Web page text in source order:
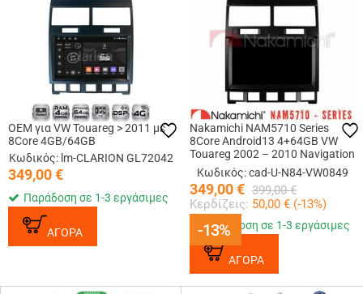
OEM για VW Touareg > 2011 με
8Core 4GB/64GB
Κωδικός: lm-CLARION GL72042
349,00€
Παράδοση σε 1-3 εργάσιμες
ΑΓΟΡΑ -13%
Nakamichi NAM5710 Series
8Core Android13 4+64GB VW
Touareg 2002 – 2010 Navigation
Multimedia Tablet 9
Κωδικός: cad-U-N84-VW0849
349,00€ 399,00 €
Κερδίζεις: 50,00 € (-13%)
-13%
Παράδοση σε 1-3 εργάσιμες
ΑΓΟΡΑ